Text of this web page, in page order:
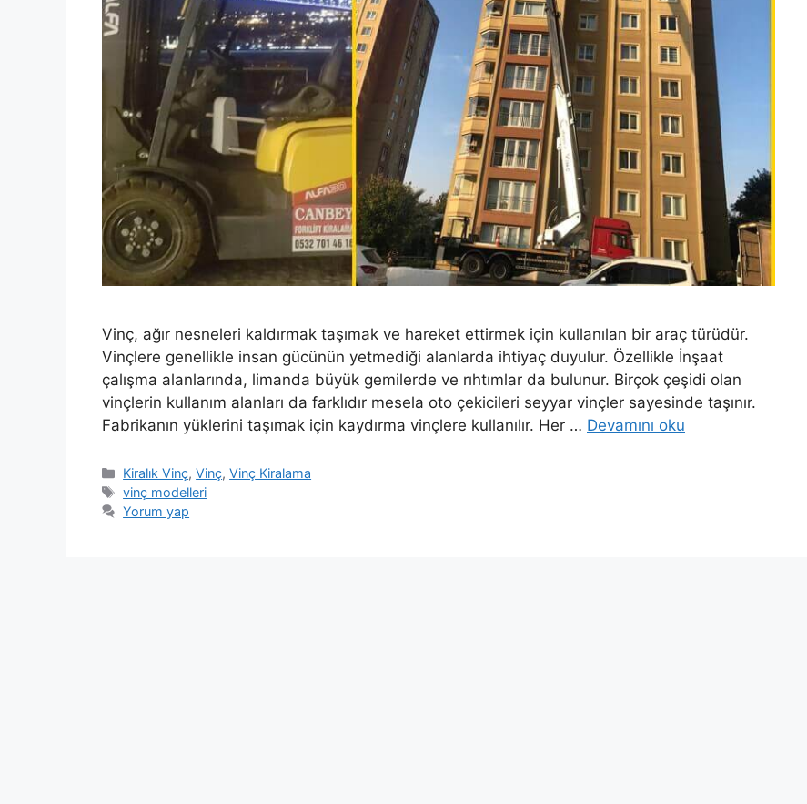
Vinç, ağır nesneleri kaldırmak taşımak ve hareket ettirmek için kullanılan bir araç türüdür.
Vinçlere genellikle insan gücünün yetmediği alanlarda ihtiyaç duyulur. Özellikle İnşaat
çalışma alanlarında, limanda büyük gemilerde ve rıhtımlar da bulunur. Birçok çeşidi olan
vinçlerin kullanım alanları da farklıdır mesela oto çekicileri seyyar vinçler sayesinde taşınır.
Fabrikanın yüklerini taşımak için kaydırma vinçlere kullanılır. Her … Devamını oku
Kategoriler
Kiralık Vinç,Vinç,Vinç Kiralama
Etiketler
vinç modelleri
Yorum yap